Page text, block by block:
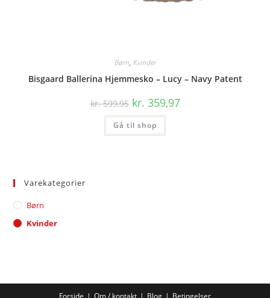
Børn, Kvinder
Bisgaard Ballerina Hjemmesko – Lucy – Navy Patent
kr.599,95 Den
oprindelige
pris
var:
kr. 599,95.
kr. 359,97Den
Gå til shop
Varekategorier
Børn
Kvinder
Forside Om / kontakt Blog Betingelser